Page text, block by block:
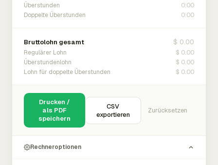
Überstunden 0:00
Doppelte Überstunden 0:00
Bruttolohn gesamt $ 0.00
Regulärer Lohn $ 0.00
Überstundenlohn $ 0.00
Lohn für doppelte Überstunden $ 0.00
Drucken /
als PDF
speichern
CSV
exportieren
Zurücksetzen
Rechneroptionen